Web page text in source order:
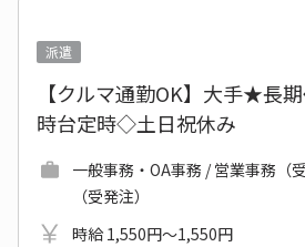
派遣
【クルマ通勤OK】大手★長
時台定時◇土日祝休み
一般事務・OA事務 / 営業事務（
（受発注）
時給 1,550円～1,550円